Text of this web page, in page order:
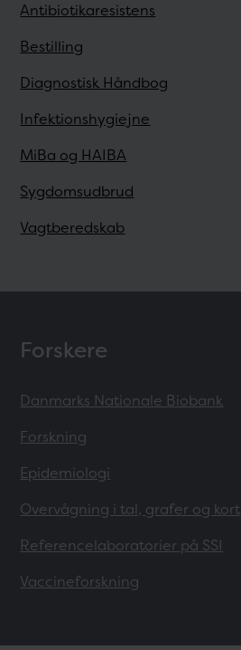
Antibiotikaresistens
Bestilling
Diagnostisk Håndbog
Infektionshygiejne
MiBa og HAIBA
Sygdomsudbrud
Vagtberedskab
Forskere
Danmarks Nationale Biobank
Forskning
Epidemiologi
Overvågning i tal, grafer og kort
Referencelaboratorier på SSI
Vaccineforskning